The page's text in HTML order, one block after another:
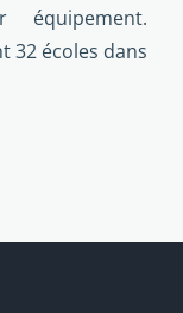
équipement.
32 écoles dans